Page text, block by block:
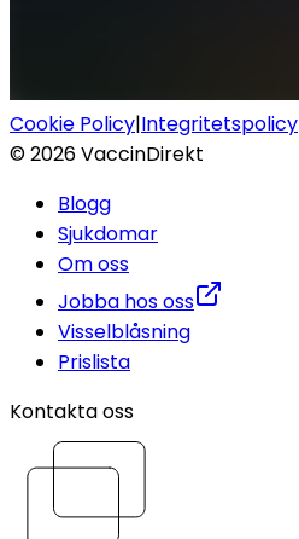
Cookie Policy|Integritetspolicy
©2026VaccinDirekt
Blogg
Sjukdomar
Om oss
Jobba hos oss
Visselblåsning
Prislista
Kontakta oss